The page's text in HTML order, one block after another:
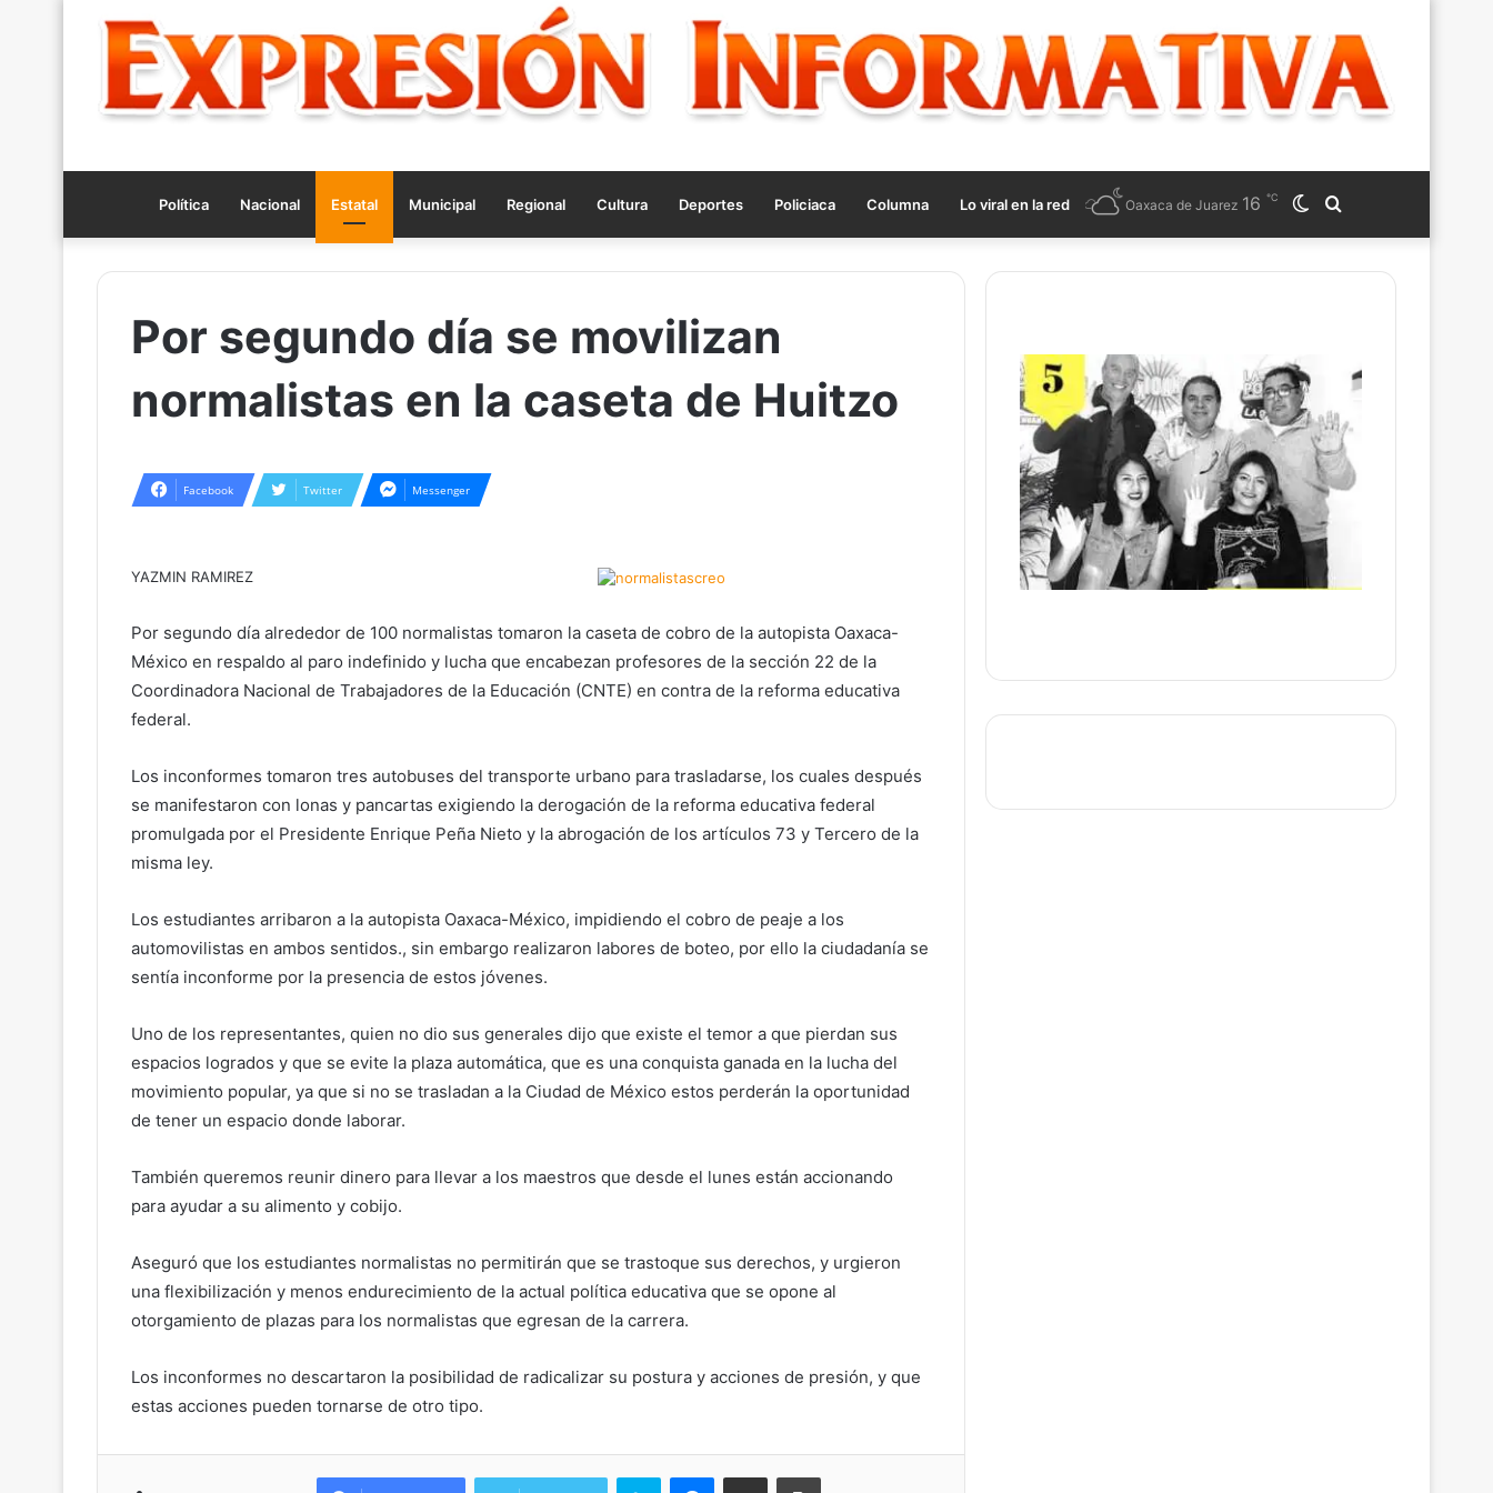
Política Nacional Estatal Municipal Regional Cultura Deportes Policiaca Columna Lo viral en la red
for
Switch
skin
Oaxaca de Juarez 16 ℃
Por segundo día se movilizan
normalistas en la caseta de Huitzo
Facebook Twitter Messenger
YAZMIN RAMIREZ
Por segundo día alrededor de 100 normalistas tomaron la caseta de cobro de la autopista Oaxaca-
México en respaldo al paro indefinido y lucha que encabezan profesores de la sección 22 de la
Coordinadora Nacional de Trabajadores de la Educación (CNTE) en contra de la reforma educativa
federal.
Los inconformes tomaron tres autobuses del transporte urbano para trasladarse, los cuales después
se manifestaron con lonas y pancartas exigiendo la derogación de la reforma educativa federal
promulgada por el Presidente Enrique Peña Nieto y la abrogación de los artículos 73 y Tercero de la
misma ley.
Los estudiantes arribaron a la autopista Oaxaca-México, impidiendo el cobro de peaje a los
automovilistas en ambos sentidos., sin embargo realizaron labores de boteo, por ello la ciudadanía se
sentía inconforme por la presencia de estos jóvenes.
Uno de los representantes, quien no dio sus generales dijo que existe el temor a que pierdan sus
espacios logrados y que se evite la plaza automática, que es una conquista ganada en la lucha del
movimiento popular, ya que si no se trasladan a la Ciudad de México estos perderán la oportunidad
de tener un espacio donde laborar.
También queremos reunir dinero para llevar a los maestros que desde el lunes están accionando
para ayudar a su alimento y cobijo.
Aseguró que los estudiantes normalistas no permitirán que se trastoque sus derechos, y urgieron
una flexibilización y menos endurecimiento de la actual política educativa que se opone al
otorgamiento de plazas para los normalistas que egresan de la carrera.
Los inconformes no descartaron la posibilidad de radicalizar su postura y acciones de presión, y que
estas acciones pueden tornarse de otro tipo.
Skype Messenger
Share via Email Print